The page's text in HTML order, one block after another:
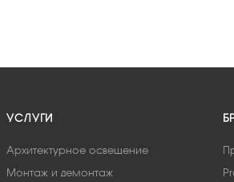
УСЛУГИ
Архитектурное освещение
Монтаж и демонтаж